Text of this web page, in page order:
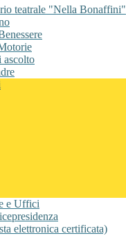
teatrale "Nella Bonaffini"
ascolto
e Uffici
elettronica certificata)